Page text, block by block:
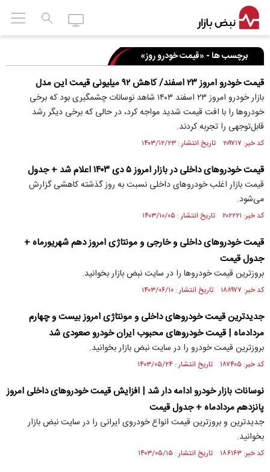
برچسب ها - «قیمت خودرو روز»
قیمت خودرو امروز ۲۳ اسفند/ کاهش ۹۲ میلیونی قیمت این مدل
بازار خودرو امروز ۲۳ اسفند ۱۴۰۳ شاهد نوسانات چشمگیری بود که برخی
خودروها را با افت قیمت شدید مواجه کرد، در حالی که برخی دیگر رشد
قابل‌توجهی را تجربه کردند.
کد خبر: ۲۰۹۷۱۷ تاریخ انتشار : ۱۴۰۳/۱۲/۲۳
قیمت خودرو‌های داخلی در بازار امروز ۵ دی ۱۴۰۳ اعلام شد + جدول
قیمت بازار اغلب خودرو‌های داخلی نسبت به روز گذشته کاهشی گزارش
می‌شود.
کد خبر: ۲۰۲۲۲۱ تاریخ انتشار : ۱۴۰۳/۱۰/۰۵
قیمت خودروهای داخلی و خارجی و مونتاژی امروز دهم شهریورماه +
جدول قیمت
بروزترین قیمت خودروها را در سایت نبض بازار بخوانید.
کد خبر: ۱۸۸۹۷۷ تاریخ انتشار : ۱۴۰۳/۰۶/۱۰
جدیدترین قیمت خودروهای داخلی و مونتاژی امروز بیست و چهارم
مردادماه | قیمت خودروهای محبوب ایران خودرو صعودی شد
بروزترین قیمت خودرو را در سایت نبض بازار بخوانید.
کد خبر: ۱۸۷۴۰۵ تاریخ انتشار : ۱۴۰۳/۰۵/۲۴
نوسانات بازار خودرو ادامه دار شد | افزایش قیمت خودروهای داخلی امروز
پانزدهم مردادماه + جدول قیمت
جدیدترین و بروزترین قیمت انواع خودروی ایرانی را در سایت نبض بازار
بخوانید.
کد خبر: ۱۸۶۱۶۳ تاریخ انتشار : ۱۴۰۳/۰۵/۱۵